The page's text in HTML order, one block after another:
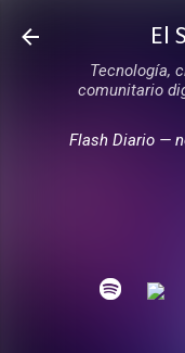
Ir
El
Tecnología,
comunitario
Flash Diario —